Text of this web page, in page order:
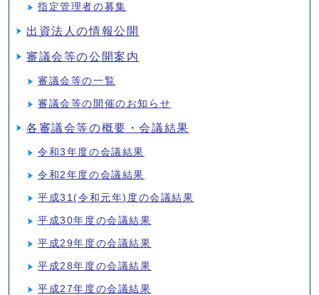
指定管理者の募集
出資法人の情報公開
審議会等の公開案内
審議会等の一覧
審議会等の開催のお知らせ
各審議会等の概要・会議結果
令和3年度の会議結果
令和2年度の会議結果
平成31(令和元年)度の会議結果
平成30年度の会議結果
平成29年度の会議結果
平成28年度の会議結果
平成27年度の会議結果